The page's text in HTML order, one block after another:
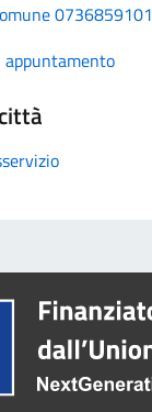
0736859101
appuntamento